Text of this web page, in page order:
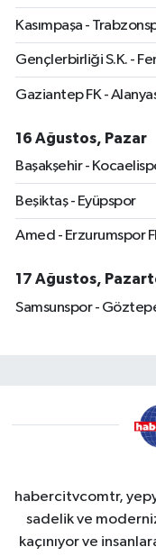
Kasımpaşa -
Gençlerbirliği S.K. -
Gaziantep FK -
16 Ağustos, Pazar
Başakşehir -
Beşiktaş - Eyüpspor
Amed - Erzurumspor
17 Ağustos,
Samsunspor -
habercitvcomtr,
sadelik ve
kaçınıyor ve